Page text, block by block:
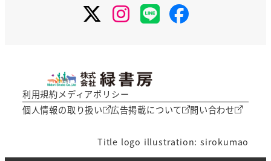
Instagram
LINE Facebook
利用規約メディアポリシー
個人情報の取り扱い
広告掲載について 問い合わせ
Title logo illustration: sirokumao